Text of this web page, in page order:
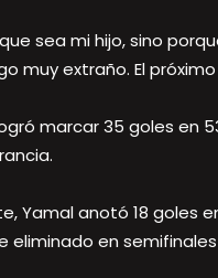
sea mi hijo, sino
muy extraño. El
marcar 35 goles en
Yamal anotó 18 goles
eliminado en